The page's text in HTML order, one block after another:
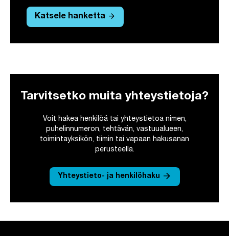
Katsele hanketta arrow_forward
Tarvitsetko muita yhteystietoja?
Voit hakea henkilöä tai yhteystietoa nimen,
puhelinnumeron, tehtävän, vastuualueen,
toimintayksikön, tiimin tai vapaan hakusanan
perusteella.
Yhteystieto- ja henkilöhaku arrow_forward